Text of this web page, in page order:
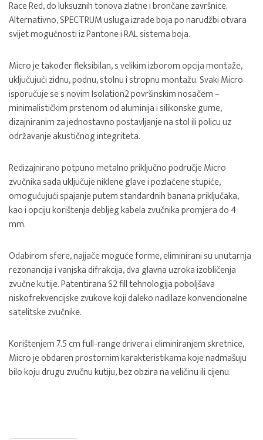
Race Red, do luksuznih tonova zlatne i brončane završnice.
Alternativno, SPECTRUM usluga izrade boja po narudžbi otvara
svijet mogućnosti iz Pantone i RAL sistema boja.
Micro je također fleksibilan, s velikim izborom opcija montaže,
uključujući zidnu, podnu, stolnu i stropnu montažu. Svaki Micro
isporučuje se s novim Isolation2 površinskim nosačem –
minimalističkim prstenom od aluminija i silikonske gume,
dizajniranim za jednostavno postavljanje na stol ili policu uz
održavanje akustičnog integriteta.
Redizajnirano potpuno metalno priključno područje Micro
zvučnika sada uključuje niklene glave i pozlaćene stupiće,
omogućujući spajanje putem standardnih banana priključaka,
kao i opciju korištenja debljeg kabela zvučnika promjera do 4
mm.
Odabirom sfere, najjače moguće forme, eliminirani su unutarnja
rezonancija i vanjska difrakcija, dva glavna uzroka izobličenja
zvučne kutije. Patentirana S2 fill tehnologija poboljšava
niskofrekvencijske zvukove koji daleko nadilaze konvencionalne
satelitske zvučnike.
Korištenjem 7.5 cm full-range drivera i eliminiranjem skretnice,
Micro je obdaren prostornim karakteristikama koje nadmašuju
bilo koju drugu zvučnu kutiju, bez obzira na veličinu ili cijenu.